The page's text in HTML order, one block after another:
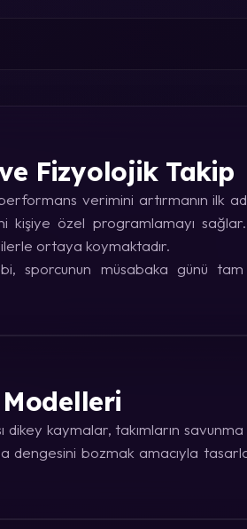
Fizyolojik Takip
verimini artırmanın ilk
özel programlamayı sağlar.
ortaya koymaktadır.
sporcunun müsabaka günü tam
kaymalar, takımların
dengesini bozmak amacıyla